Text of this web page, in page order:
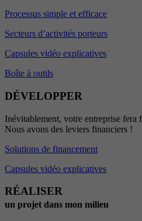
Processus simple et efficace
Secteurs d’activités porteurs
Capsules vidéo explicatives
Boîte à outils
DÉVELOPPER
Inévitablement, votre entreprise fera
Nous avons des leviers financiers !
Solutions de financement
Capsules vidéo explicatives
RÉALISER
un projet dans mon milieu